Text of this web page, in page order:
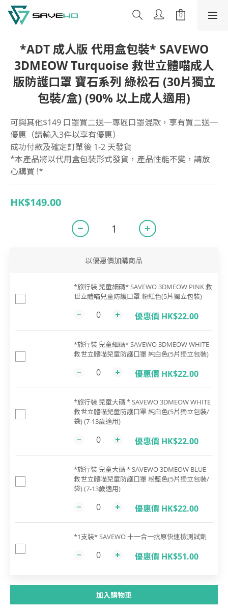
*ADT 成人版 代用盒包裝* SAVEWO
3DMEOW Turquoise 救世立體喵成人
版防護口罩 寶石系列 綠松石 (30片獨立
包裝/盒) (90% 以上成人適用)
可與其他$149 口罩買二送一專區口罩混款，享有買二送一
優惠（請輸入3件以享有優惠）
成功付款及確定訂單後 1-2 天發貨
*本產品將以代用盒包裝形式發貨，產品性能不變，請放
心購買 !*
HK$149.00
以優惠價加購商品
*旅行裝 兒童細碼* SAVEWO 3DMEOW PINK 救
世立體喵兒童防護口罩 粉紅色(5片獨立包裝)
優惠價 HK$22.00
*旅行裝 兒童細碼* SAVEWO 3DMEOW WHITE
救世立體喵兒童防護口罩 純白色(5片獨立包裝)
優惠價 HK$22.00
*旅行裝 兒童大碼 * SAVEWO 3DMEOW WHITE
救世立體喵兒童防護口罩 純白色(5片獨立包裝/
袋) (7-13歲適用)
優惠價 HK$22.00
*旅行裝 兒童大碼 * SAVEWO 3DMEOW BLUE
救世立體喵兒童防護口罩 粉藍色(5片獨立包裝/
袋) (7-13歲適用)
優惠價 HK$22.00
*1支裝* SAVEWO 十一合一抗原快速檢測試劑
優惠價 HK$51.00
加入購物車